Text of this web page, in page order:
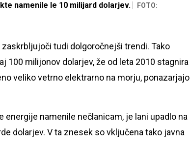
namenile le 10 milijard dolarjev.
FOTO:
zaskrbljujoči tudi dolgoročnejši trendi. Tako
100 milijonov dolarjev, že od leta 2010 stagnira
veliko vetrno elektrarno na morju, ponazarjajo
namenile nečlanicam, je lani upadlo na
dolarjev. V ta znesek so vključena tako javna